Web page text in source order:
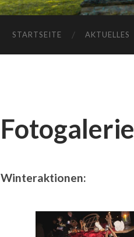
STARTSEITE AKTUELLES
Fotogalerie
Winteraktionen: